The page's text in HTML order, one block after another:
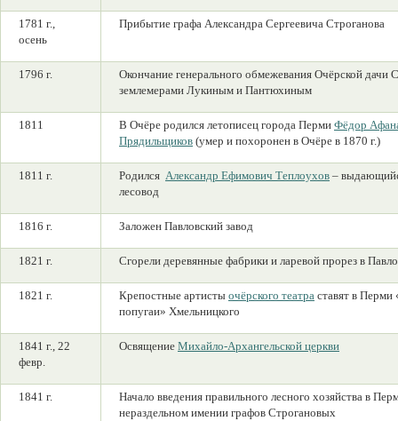
1781 г.,
осень
Прибытие графа Александра Сергеевича Строганова
1796 г.
Окончание генерального обмежевания Очёрской дачи
землемерами Лукиным и Пантюхиным
1811 В Очёре родился летописец города Перми Фёдор
Прядильщиков (умер и похоронен в Очёре в 1870 г.)
1811 г. Родился Александр Ефимович Теплоухов –
лесовод
1816 г. Заложен Павловский завод
1821 г. Сгорели деревянные фабрики и ларевой прорез в
1821 г. Крепостные артисты очёрского театра ставят в
попугаи» Хмельницкого
1841 г., 22
февр.
Освящение Михайло-Архангельской церкви
1841 г.
Начало введения правильного лесного хозяйства в
нераздельном имении графов Строгановых